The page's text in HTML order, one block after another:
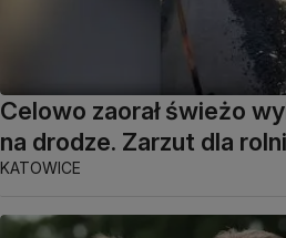
Celowo zaorał świeżo
na drodze. Zarzut dla
KATOWICE